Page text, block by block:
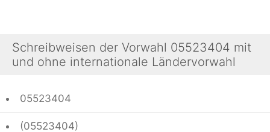
Schreibweisen der Vorwahl 05523404 mit
und ohne internationale Ländervorwahl
05523404
(05523404)